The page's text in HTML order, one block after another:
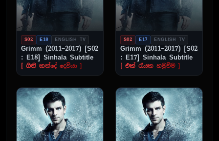
S02 E18 ENGLISH TV
Grimm (2011–2017) [S02
: E18] Sinhala Subtitle
[ ගිනි කන්දේ දෙවියා ]
S02 E17 ENGLISH TV
Grimm (2011–2017) [S02
: E17] Sinhala Subtitle
[ එක් රැයක හමුවීම ]